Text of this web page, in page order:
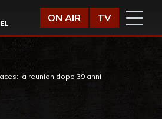
ON AIR TV
la reunion dopo 39 anni